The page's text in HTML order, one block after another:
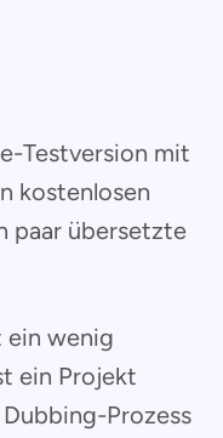
Testversion mit
kostenlosen
paar übersetzte
ein wenig
ein Projekt
Prozess